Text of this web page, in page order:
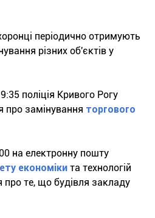
періодично отримують
різних об'єктів у
поліція Кривого Рогу
про замінування торгового
на електронну пошту
економіки та технологій
про те, що будівля закладу